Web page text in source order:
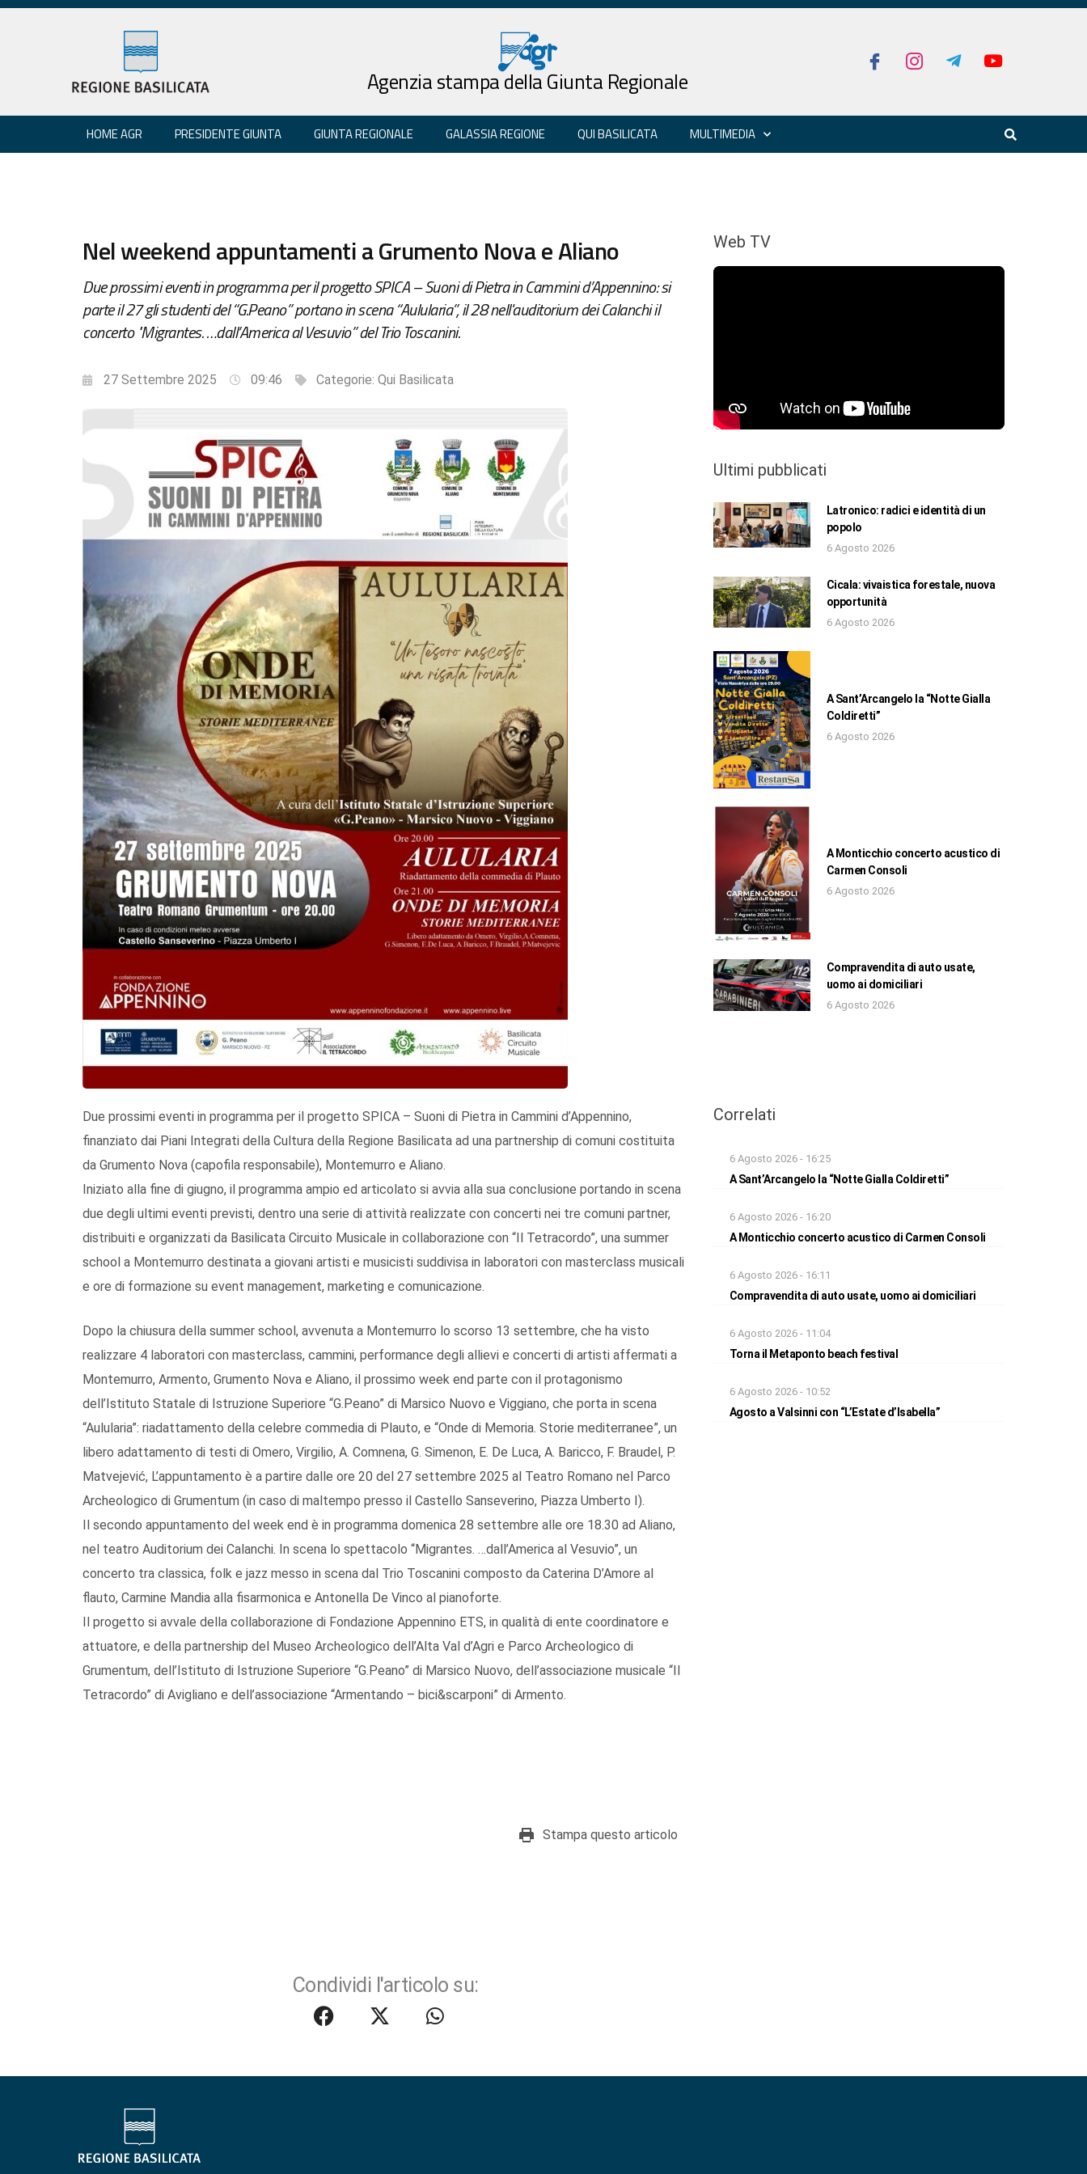
Agenzia stampa della Giunta Regionale
HOME AGR PRESIDENTE GIUNTA GIUNTA REGIONALE GALASSIA REGIONE QUI BASILICATA MULTIMEDIA
Nel weekend appuntamenti a Grumento Nova e Aliano
Due prossimi eventi in programma per il progetto SPICA – Suoni di Pietra in Cammini d’Appennino: si
parte il 27 gli studenti del “G.Peano” portano in scena “Aulularia”, il 28 nell'auditorium dei Calanchi il
concerto "Migrantes. …dall’America al Vesuvio” del Trio Toscanini.
27 Settembre 2025 09:46 Categorie: Qui Basilicata
Due prossimi eventi in programma per il progetto SPICA – Suoni di Pietra in Cammini d’Appennino,
finanziato dai Piani Integrati della Cultura della Regione Basilicata ad una partnership di comuni costituita
da Grumento Nova (capofila responsabile), Montemurro e Aliano.
Iniziato alla fine di giugno, il programma ampio ed articolato si avvia alla sua conclusione portando in scena
due degli ultimi eventi previsti, dentro una serie di attività realizzate con concerti nei tre comuni partner,
distribuiti e organizzati da Basilicata Circuito Musicale in collaborazione con “Il Tetracordo”, una summer
school a Montemurro destinata a giovani artisti e musicisti suddivisa in laboratori con masterclass musicali
e ore di formazione su event management, marketing e comunicazione.
Dopo la chiusura della summer school, avvenuta a Montemurro lo scorso 13 settembre, che ha visto
realizzare 4 laboratori con masterclass, cammini, performance degli allievi e concerti di artisti affermati a
Montemurro, Armento, Grumento Nova e Aliano, il prossimo week end parte con il protagonismo
dell’Istituto Statale di Istruzione Superiore “G.Peano” di Marsico Nuovo e Viggiano, che porta in scena
“Aulularia”: riadattamento della celebre commedia di Plauto, e “Onde di Memoria. Storie mediterranee”, un
libero adattamento di testi di Omero, Virgilio, A. Comnena, G. Simenon, E. De Luca, A. Baricco, F. Braudel, P.
Matvejević, L’appuntamento è a partire dalle ore 20 del 27 settembre 2025 al Teatro Romano nel Parco
Archeologico di Grumentum (in caso di maltempo presso il Castello Sanseverino, Piazza Umberto I).
Il secondo appuntamento del week end è in programma domenica 28 settembre alle ore 18.30 ad Aliano,
nel teatro Auditorium dei Calanchi. In scena lo spettacolo “Migrantes. …dall’America al Vesuvio”, un
concerto tra classica, folk e jazz messo in scena dal Trio Toscanini composto da Caterina D’Amore al
flauto, Carmine Mandia alla fisarmonica e Antonella De Vinco al pianoforte.
Il progetto si avvale della collaborazione di Fondazione Appennino ETS, in qualità di ente coordinatore e
attuatore, e della partnership del Museo Archeologico dell’Alta Val d’Agri e Parco Archeologico di
Grumentum, dell’Istituto di Istruzione Superiore “G.Peano” di Marsico Nuovo, dell’associazione musicale “Il
Tetracordo” di Avigliano e dell’associazione “Armentando – bici&scarponi” di Armento.
Stampa questo articolo
Condividi l'articolo su:
Web TV
Ultimi pubblicati
Latronico: radici e identità di un
popolo
6 Agosto 2026
Cicala: vivaistica forestale, nuova
opportunità
6 Agosto 2026
A Sant’Arcangelo la “Notte Gialla
Coldiretti”
6 Agosto 2026
A Monticchio concerto acustico di
Carmen Consoli
6 Agosto 2026
Compravendita di auto usate,
uomo ai domiciliari
6 Agosto 2026
Correlati
6 Agosto 2026 - 16:25
A Sant’Arcangelo la “Notte Gialla Coldiretti”
6 Agosto 2026 - 16:20
A Monticchio concerto acustico di Carmen Consoli
6 Agosto 2026 - 16:11
Compravendita di auto usate, uomo ai domiciliari
6 Agosto 2026 - 11:04
Torna il Metaponto beach festival
6 Agosto 2026 - 10:52
Agosto a Valsinni con “L’Estate d’Isabella”